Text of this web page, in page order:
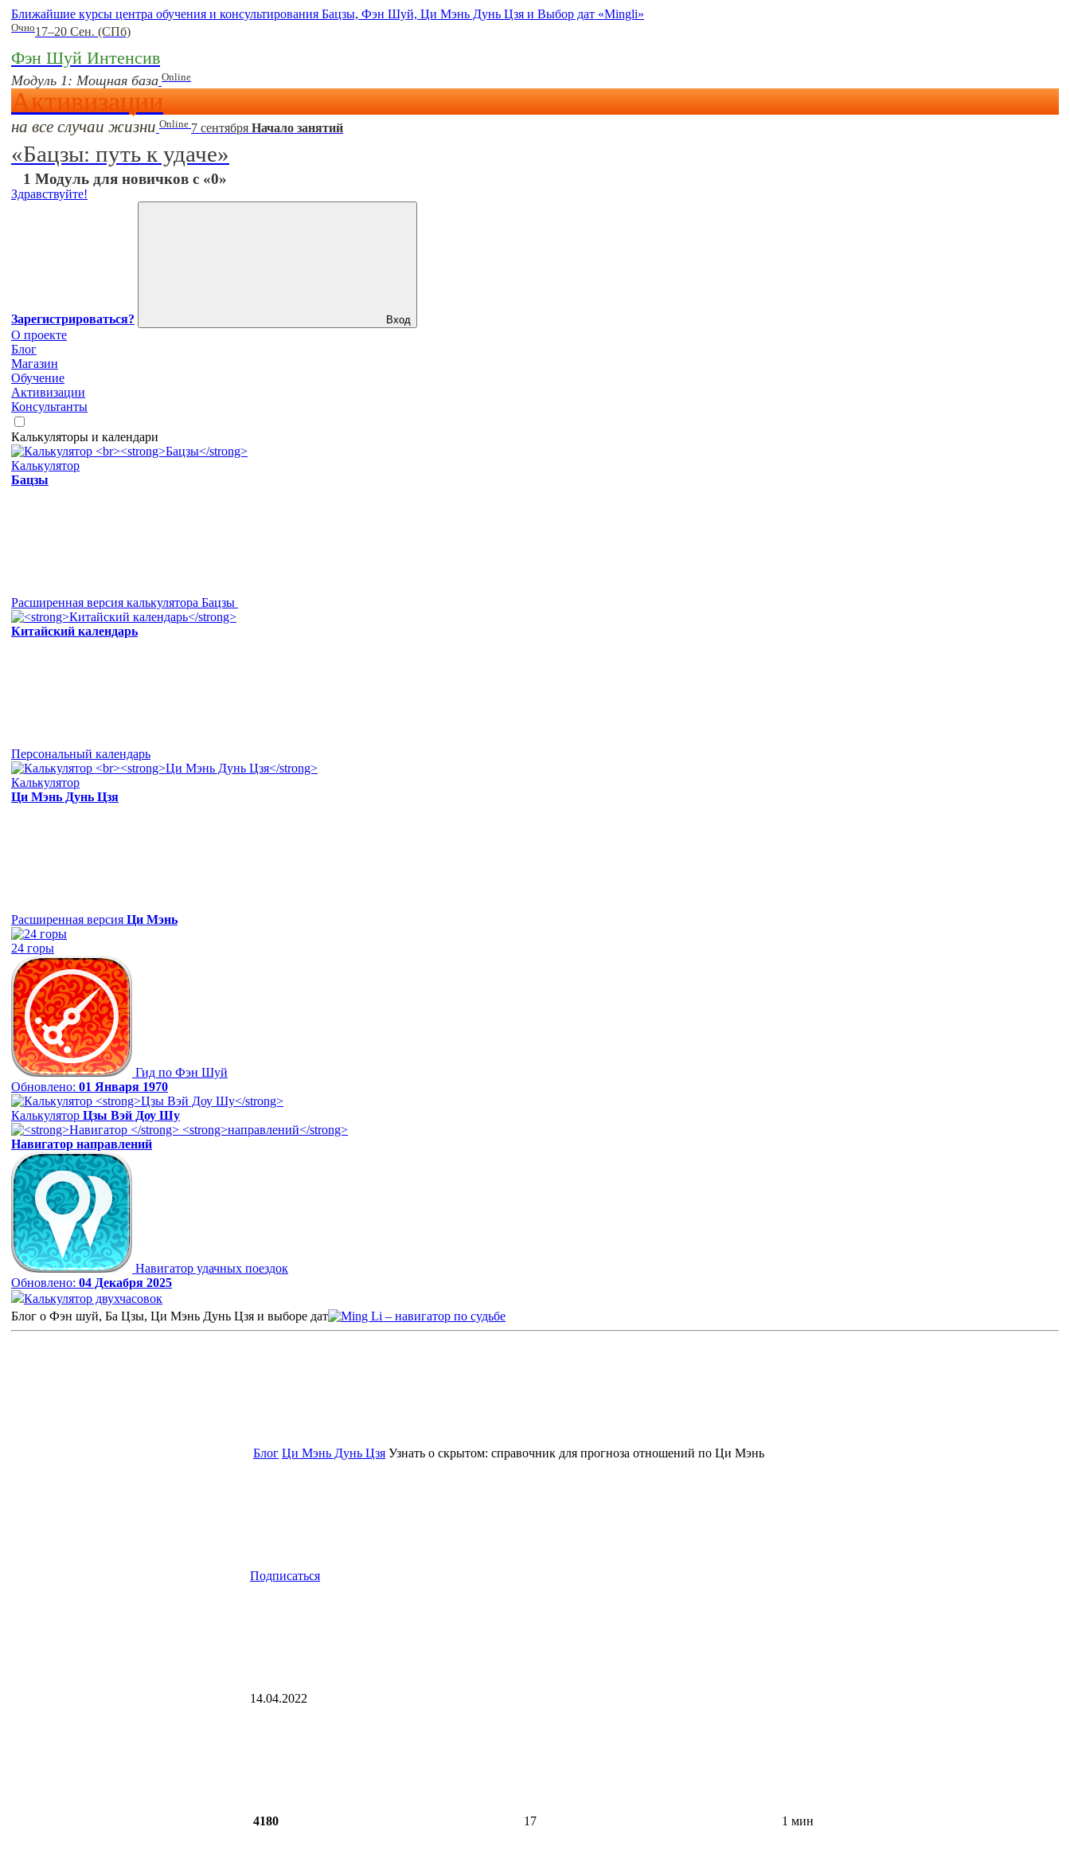
Ближайшие курсы центра обучения и консультирования Бацзы, Фэн Шуй, Ци Мэнь Дунь Цзя и Выбор дат «Mingli»
Очно17–20 Сен. (СПб)
Фэн Шуй Интенсив
Модуль 1: Мощная база Online
Активизации
на все случаи жизни Online 7 сентября Начало занятий
«Бацзы: путь к удаче»
1 Модуль для новичков с «0»
Здравствуйте!
Зарегистрироваться? Вход
О проекте
Блог
Магазин
Обучение
Активизации
Консультанты
Калькуляторы и календари
Калькулятор
Бацзы
Расширенная версия калькулятора Бацзы
Китайский календарь
Персональный календарь
Калькулятор
Ци Мэнь Дунь Цзя
Расширенная версия Ци Мэнь
24 горы
Гид по Фэн Шуй
Обновлено: 01 Января 1970
Калькулятор Цзы Вэй Доу Шу
Навигатор направлений
Навигатор удачных поездок
Обновлено: 04 Декабря 2025
Калькулятор двухчасовок
Блог о Фэн шуй, Ба Цзы, Ци Мэнь Дунь Цзя и выборе дат
Блог Ци Мэнь Дунь Цзя Узнать о скрытом: справочник для прогноза отношений по Ци Мэнь
Подписаться
14.04.2022
4180 17 1 мин